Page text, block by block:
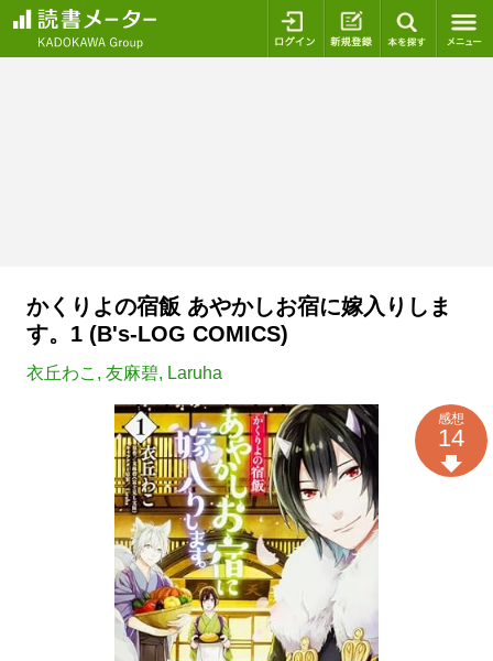
ログイン 新規登録
かくりよの宿飯 あやかしお宿に嫁入りしま
す。1 (B's-LOG COMICS)
衣丘わこ , 友麻碧, Laruha
感想
14